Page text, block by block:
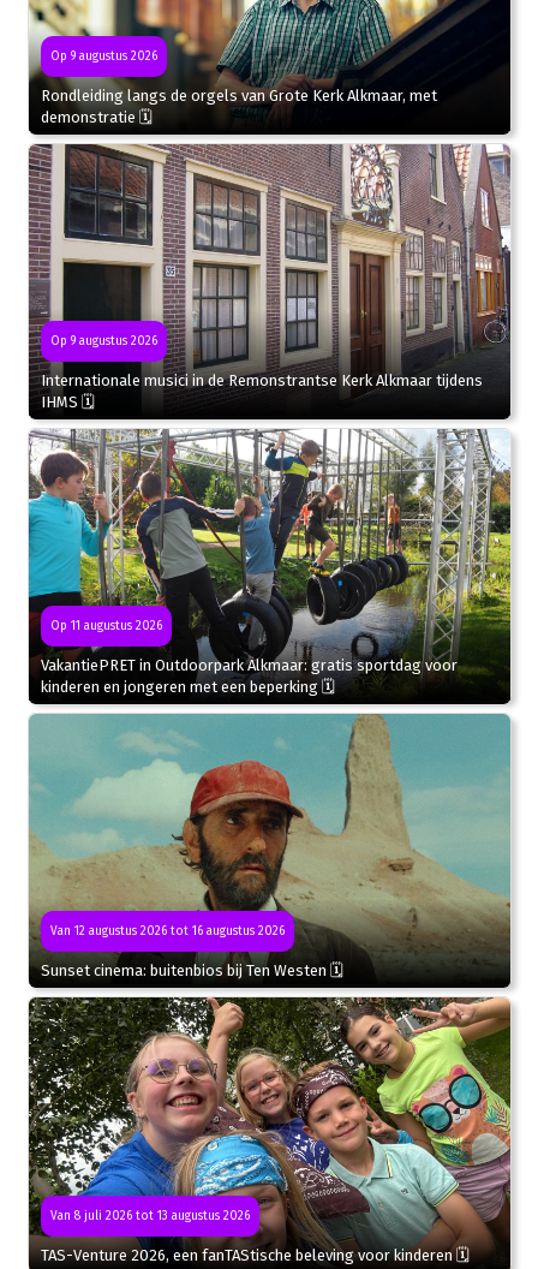
Op 9 augustus 2026
Rondleiding langs de orgels van Grote Kerk Alkmaar, met
demonstratie 🗓
Op 9 augustus 2026
Internationale musici in de Remonstrantse Kerk Alkmaar tijdens
IHMS 🗓
Op 11 augustus 2026
VakantiePRET in Outdoorpark Alkmaar: gratis sportdag voor
kinderen en jongeren met een beperking 🗓
Van 12 augustus 2026 tot 16 augustus 2026
Sunset cinema: buitenbios bij Ten Westen 🗓
Van 8 juli 2026 tot 13 augustus 2026
TAS-Venture 2026, een fanTAStische beleving voor kinderen 🗓